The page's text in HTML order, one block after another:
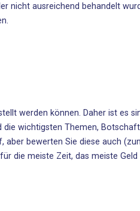
nicht ausreichend behandelt
.
werden können. Daher ist es
wichtigsten Themen,
aber bewerten Sie diese auch
die meiste Zeit, das meiste